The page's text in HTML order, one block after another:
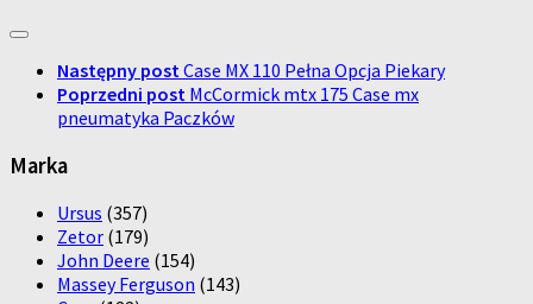
Następny post Case MX 110 Pełna Opcja Piekary
Poprzedni post McCormick mtx 175 Case mx
pneumatyka Paczków
Marka
Ursus (357)
Zetor (179)
John Deere (154)
Massey Ferguson (143)